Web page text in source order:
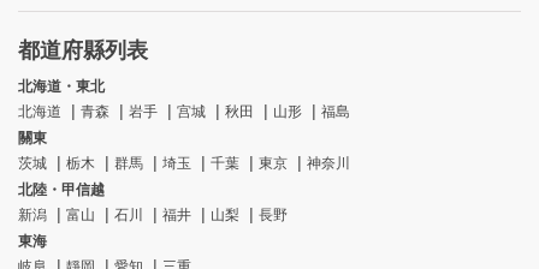
都道府縣列表
北海道・東北
北海道
青森 岩手 宫城 秋田 山形
福島
關東
茨城
栃木 群馬 埼玉 千葉 東京
神奈川
北陸・甲信越
新潟
富山 石川 福井 山梨
長野
東海